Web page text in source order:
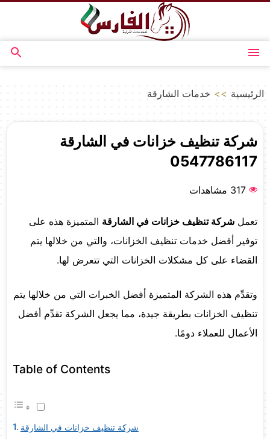
المحتوى
القائمة
بحث
الرئيسية >> خدمات الشارقة
شركة تنظيف خزانات في الشارقة
0547786117
317 مشاهدات
تعمل شركة تنظيف خزانات في الشارقة المتميزة هذه على
توفير أفضل خدمات تنظيف الخزانات، والتي من خلالها يتم
القضاء على كل مشكلات الخزانات التي تتعرض لها.
وتقدِّم هذه الشركة المتميزة أفضل الخبرات التي من خلالها يتم
تنظيف الخزانات بطريقة جيدة، مما يجعل الشركة تقدِّم أفضل
الأعمال للعملاء دومًا.
Table of Contents
شركة تنظيف خزانات في الشارقة